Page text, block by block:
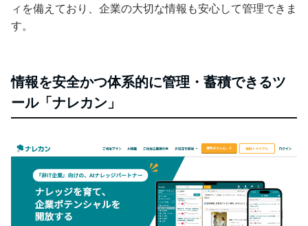
ィを備えており、企業の大切な情報も安心して管理できま
す。
情報を安全かつ体系的に管理・蓄積できるツ
ール「ナレカン」